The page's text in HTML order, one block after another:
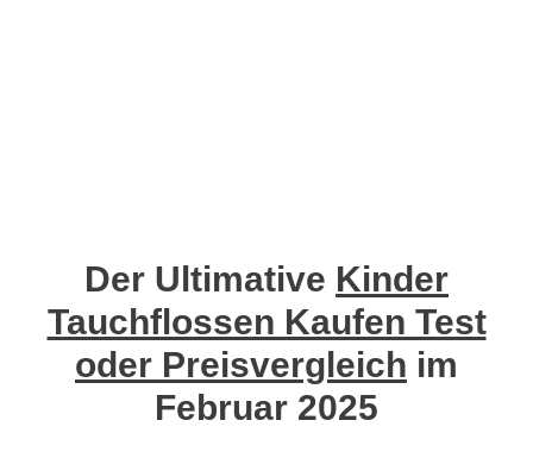
Der Ultimative Kinder
Tauchflossen Kaufen Test
oder Preisvergleich im
Februar 2025